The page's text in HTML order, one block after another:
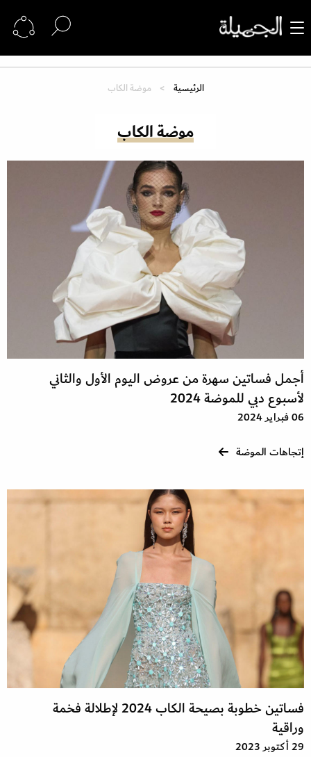
الرئيسية موضة الكاب
موضة الكاب
أجمل فساتين سهرة من عروض اليوم الأول والثاني
لأسبوع دبي للموضة 2024
06 فبراير 2024
إتجاهات الموضة
فساتين خطوبة بصيحة الكاب 2024 لإطلالة فخمة
وراقية
29 أكتوبر 2023